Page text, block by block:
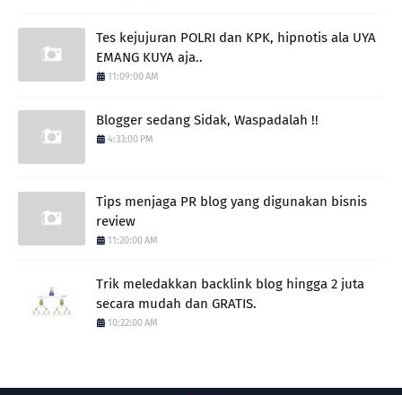
Tes kejujuran POLRI dan KPK, hipnotis ala UYA
EMANG KUYA aja..
11:09:00 AM
Blogger sedang Sidak, Waspadalah !!
4:33:00 PM
Tips menjaga PR blog yang digunakan bisnis
review
11:20:00 AM
Trik meledakkan backlink blog hingga 2 juta
secara mudah dan GRATIS.
10:22:00 AM